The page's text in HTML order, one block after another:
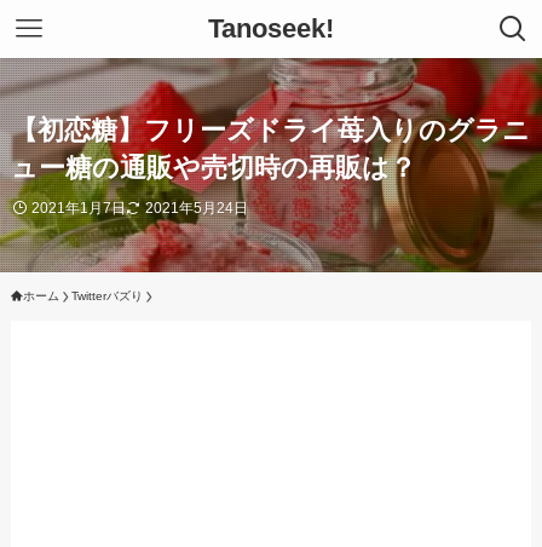
Tanoseek!
【初恋糖】フリーズドライ苺入りのグラニ
ュー糖の通販や売切時の再販は？
2021年1月7日 2021年5月24日
ホーム Twitterバズり